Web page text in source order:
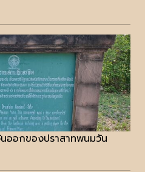
ออกของปราสาทพนมวัน